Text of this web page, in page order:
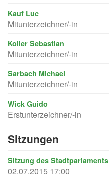
Kauf Luc
Mitunterzeichner/-in
Koller Sebastian
Mitunterzeichner/-in
Sarbach Michael
Mitunterzeichner/-in
Wick Guido
Erstunterzeichner/-in
Sitzungen
Sitzung des Stadtparlaments
02.07.2015 17:00